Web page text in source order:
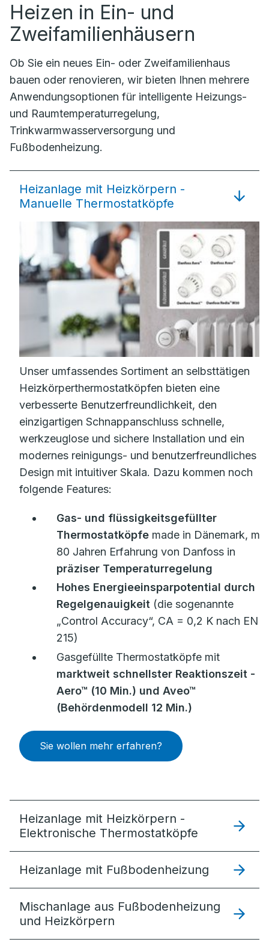
Heizen in Ein- und
Zweifamilienhäusern
Ob Sie ein neues Ein- oder Zweifamilienhaus
bauen oder renovieren, wir bieten Ihnen mehrere
Anwendungsoptionen für intelligente Heizungs-
und Raumtemperaturregelung,
Trinkwarmwasserversorgung und
Fußbodenheizung.
Heizanlage mit Heizkörpern -
Manuelle Thermostatköpfe
Unser umfassendes Sortiment an selbsttätigen
Heizkörperthermostatköpfen bieten eine
verbesserte Benutzerfreundlichkeit, den
einzigartigen Schnappanschluss schnelle,
werkzeuglose und sichere Installation und ein
modernes reinigungs- und benutzerfreundliches
Design mit intuitiver Skala. Dazu kommen noch
folgende Features:
Gas- und flüssigkeitsgefüllter
Thermostatköpfe made in Dänemark, mit
80 Jahren Erfahrung von Danfoss in
präziser Temperaturregelung
Hohes Energieeinsparpotential durch
Regelgenauigkeit (die sogenannte
„Control Accuracy“, CA = 0,2 K nach EN
215)
Gasgefüllte Thermostatköpfe mit
marktweit schnellster Reaktionszeit -
Aero™ (10 Min.) und Aveo™
(Behördenmodell 12 Min.)
Sie wollen mehr erfahren?
Heizanlage mit Heizkörpern -
Elektronische Thermostatköpfe
Heizanlage mit Fußbodenheizung
Mischanlage aus Fußbodenheizung
und Heizkörpern